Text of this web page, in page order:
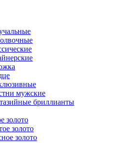
мужские
бриллианты
золото
золото
золото